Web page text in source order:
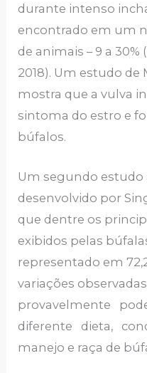
durante intenso
encontrado em um
de animais – 9 a 30%
2018). Um estudo de
mostra que a vulva
sintoma do estro e
búfalos.
Um segundo
desenvolvido por
que dentre os
exibidos pelas
representado em
variações
provavelmente
diferente dieta,
manejo e raça de